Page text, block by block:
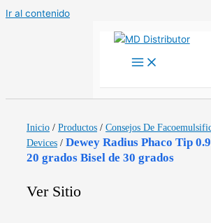
Ir al contenido
Inicio / Productos / Consejos De
Devices / Dewey Radius Phaco Tip
20 grados Bisel de 30 grados
Ver Sitio